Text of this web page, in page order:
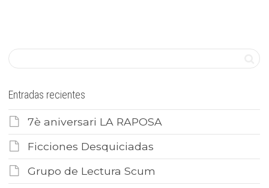
Entradas recientes
7è aniversari LA RAPOSA
Ficciones Desquiciadas
Grupo de Lectura Scum